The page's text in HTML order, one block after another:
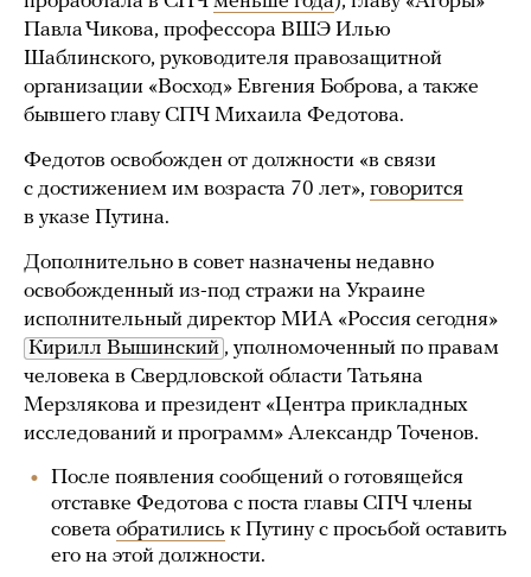
Павла Чикова, профессора ВШЭ Илью
Шаблинского, руководителя правозащитной
организации «Восход» Евгения Боброва, а также
бывшего главу СПЧ Михаила Федотова.
Федотов освобожден от должности «в связи
с достижением им возраста 70 лет», говорится
в указе Путина.
Дополнительно в совет назначены недавно
освобожденный из-под стражи на Украине
исполнительный директор МИА «Россия сегодня»
Кирилл Вышинский , уполномоченный по правам
человека в Свердловской области Татьяна
Мерзлякова и президент «Центра прикладных
исследований и программ» Александр Точенов.
После появления сообщений о готовящейся
отставке Федотова с поста главы СПЧ члены
совета обратились к Путину с просьбой оставить
его на этой должности.